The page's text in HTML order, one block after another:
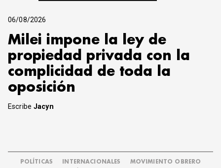
06/08/2026
Milei impone la ley de
propiedad privada con la
complicidad de toda la
oposición
EscribeJacyn
POLÍTICAS INTERNACIONALES MOVIMIENTO OBRERO